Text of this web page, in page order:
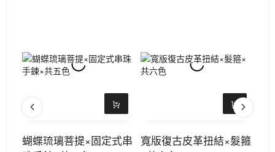
蝴蝶琉璃菩提×固定式串 寬版復古皮革扭結×髮箍